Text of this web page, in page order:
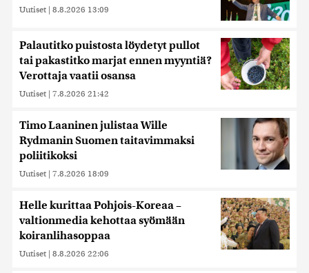
Uutiset | 8.8.2026 13:09
Palautitko puistosta löydetyt pullot
tai pakastitko marjat ennen myyntiä?
Verottaja vaatii osansa
Uutiset | 7.8.2026 21:42
Timo Laaninen julistaa Wille
Rydmanin Suomen taitavimmaksi
poliitikoksi
Uutiset | 7.8.2026 18:09
Helle kurittaa Pohjois-Koreaa –
valtionmedia kehottaa syömään
koiranlihasoppaa
Uutiset | 8.8.2026 22:06